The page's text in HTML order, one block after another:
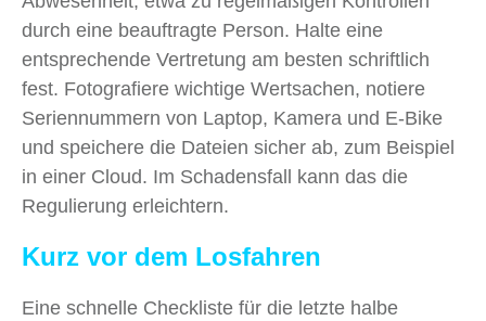
durch eine beauftragte Person. Halte eine
entsprechende Vertretung am besten schriftlich
fest. Fotografiere wichtige Wertsachen, notiere
Seriennummern von Laptop, Kamera und E-Bike
und speichere die Dateien sicher ab, zum Beispiel
in einer Cloud. Im Schadensfall kann das die
Regulierung erleichtern.
Kurz vor dem Losfahren
Eine schnelle Checkliste für die letzte halbe